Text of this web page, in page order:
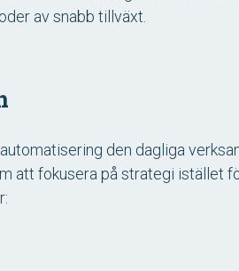
av snabb tillväxt.
den dagliga
att fokusera på strategi istället